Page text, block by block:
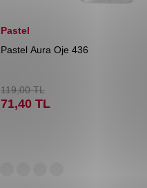
Pastel
Pastel Aura Oje 436
119,00TL
71,40 TL